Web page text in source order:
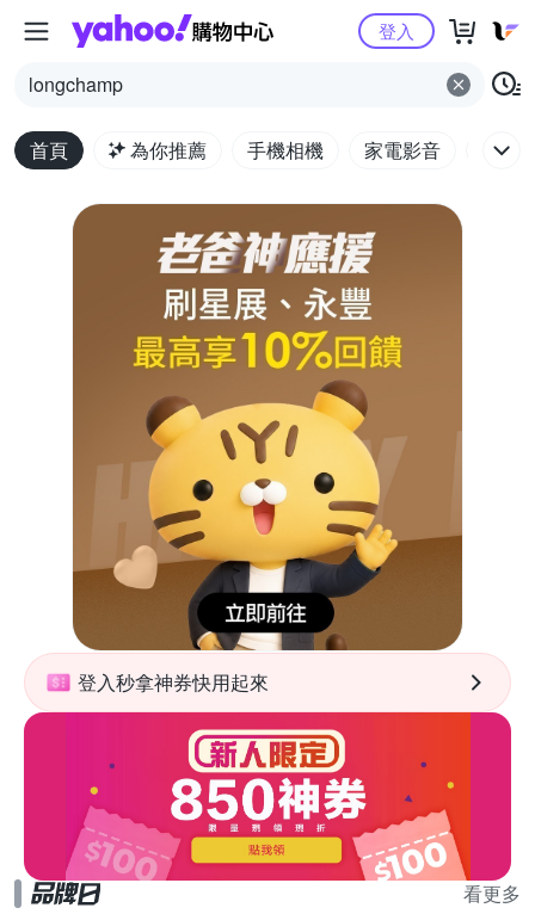
Yahoo購物中心
longchamp
登入
首頁 為你推薦 手機相機 家電影音 電腦
登入秒拿神券快用起來
看更多